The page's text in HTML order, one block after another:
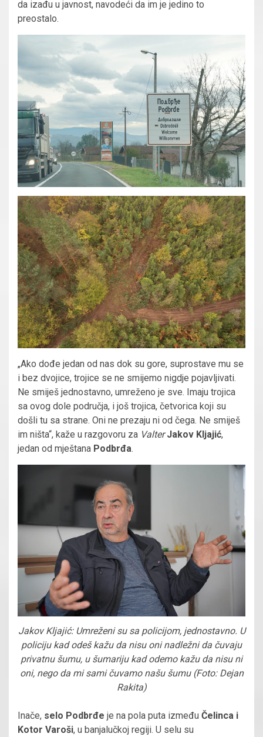
da izađu u javnost, navodeći da im je jedino to
preostalo.
„Ako dođe jedan od nas dok su gore, suprostave mu se
i bez dvojice, trojice se ne smijemo nigdje pojavljivati.
Ne smiješ jednostavno, umreženo je sve. Imaju trojica
sa ovog dole područja, i još trojica, četvorica koji su
došli tu sa strane. Oni ne prezaju ni od čega. Ne smiješ
im ništa“, kaže u razgovoru za Valter Jakov Kljajić,
jedan od mještana Podbrđa.
Jakov Kljajić: Umreženi su sa policijom, jednostavno. U
policiju kad odeš kažu da nisu oni nadležni da čuvaju
privatnu šumu, u šumariju kad odemo kažu da nisu ni
oni, nego da mi sami čuvamo našu šumu (Foto: Dejan
Rakita)
Inače, selo Podbrđe je na pola puta između Čelinca i
Kotor Varoši, u banjalučkoj regiji. U selu su